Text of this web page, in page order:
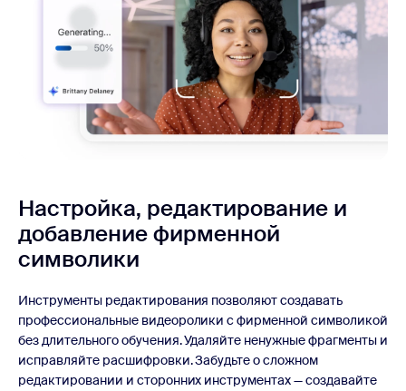
Настройка, редактирование и
добавление фирменной
символики
Инструменты редактирования позволяют создавать
профессиональные видеоролики с фирменной символикой
без длительного обучения. Удаляйте ненужные фрагменты и
исправляйте расшифровки. Забудьте о сложном
редактировании и сторонних инструментах — создавайте